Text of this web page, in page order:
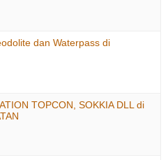
dan Waterpass di
TOPCON, SOKKIA DLL di